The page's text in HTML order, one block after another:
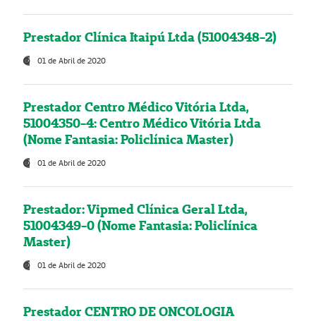
Prestador Clínica Itaipú Ltda (51004348-2)
01 de Abril de 2020
Prestador Centro Médico Vitória Ltda,
51004350-4: Centro Médico Vitória Ltda
(Nome Fantasia: Policlínica Master)
01 de Abril de 2020
Prestador: Vipmed Clínica Geral Ltda,
51004349-0 (Nome Fantasia: Policlínica
Master)
01 de Abril de 2020
Prestador CENTRO DE ONCOLOGIA